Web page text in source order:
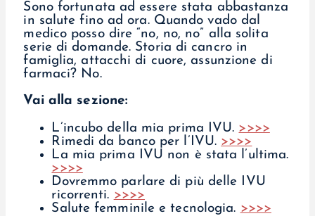
Sono fortunata ad essere stata abbastanza
in salute fino ad ora. Quando vado dal
medico posso dire “no, no, no” alla solita
serie di domande. Storia di cancro in
famiglia, attacchi di cuore, assunzione di
farmaci? No.
Vai alla sezione:
L’incubo della mia prima IVU. >>>>
Rimedi da banco per l’IVU. >>>>
La mia prima IVU non è stata l’ultima.
>>>>
Dovremmo parlare di più delle IVU
ricorrenti. >>>>
Salute femminile e tecnologia. >>>>